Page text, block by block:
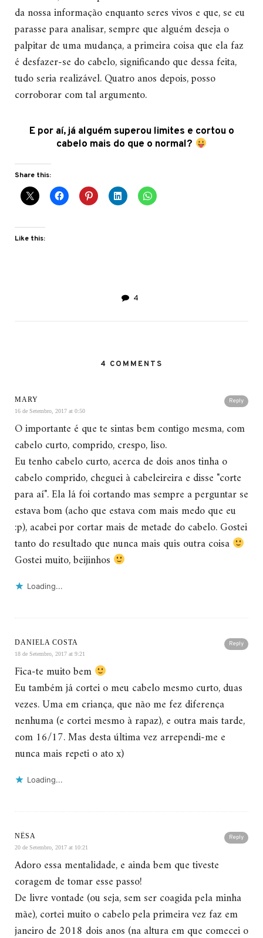
da nossa informação enquanto seres vivos e que, se eu
parasse para analisar, sempre que alguém deseja o
palpitar de uma mudança, a primeira coisa que ela faz
é desfazer-se do cabelo, significando que dessa feita,
tudo seria realizável. Quatro anos depois, posso
corroborar com tal argumento.
E por aí, já alguém superou limites e cortou o
cabelo mais do que o normal?
Share this:
Like this:
4
4 COMMENTS
Reply
MARY
16 de Setembro, 2017 at 0:50
O importante é que te sintas bem contigo mesma, com
cabelo curto, comprido, crespo, liso.
Eu tenho cabelo curto, acerca de dois anos tinha o
cabelo comprido, cheguei à cabeleireira e disse "corte
para aí". Ela lá foi cortando mas sempre a perguntar se
estava bom (acho que estava com mais medo que eu
:p), acabei por cortar mais de metade do cabelo. Gostei
tanto do resultado que nunca mais quis outra coisa
Gostei muito, beijinhos
Loading...
Reply
DANIELA COSTA
18 de Setembro, 2017 at 9:21
Fica-te muito bem
Eu também já cortei o meu cabelo mesmo curto, duas
vezes. Uma em criança, que não me fez diferença
nenhuma (e cortei mesmo à rapaz), e outra mais tarde,
com 16/17. Mas desta última vez arrependi-me e
nunca mais repeti o ato x)
Loading...
Reply
NÊSA
20 de Setembro, 2017 at 10:21
Adoro essa mentalidade, e ainda bem que tiveste
coragem de tomar esse passo!
De livre vontade (ou seja, sem ser coagida pela minha
mãe), cortei muito o cabelo pela primeira vez faz em
janeiro de 2018 dois anos (na altura em que comecei o